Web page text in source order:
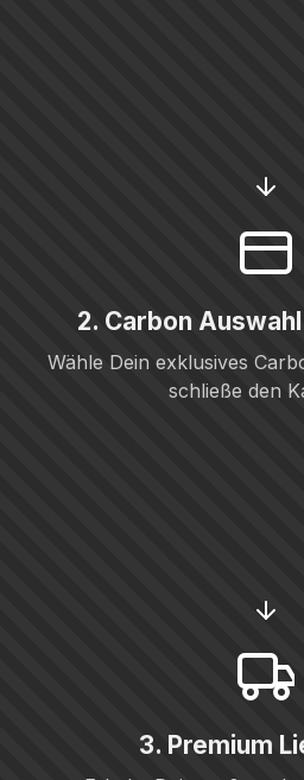
2. Carbon
Wähle Dein exklusives
schließe den
3. Premium